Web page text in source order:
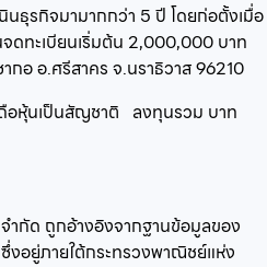
นธุรกิจมามากกว่า 5 ปี โดยก่อตั้งเมื่อ
ดทะเบียนเริ่มต้น 2,000,000 บาท
กอ อ.ศรีสาคร จ.นราธิวาส 96210
อหุ้นเป็นสัญชาติ ลงทุนรวม บาท
ำกัด ถูกอ้างอิงจากฐานข้อมูลของ
อยู่ภายใต้กระทรวงพาณิชย์แห่ง